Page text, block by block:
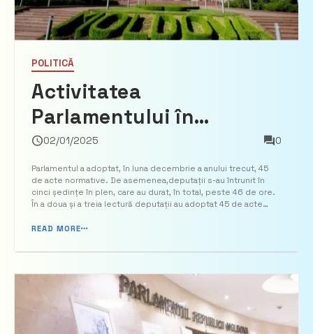
POLITICĂ
Activitatea
Parlamentului în
decembrie 2024 – Au
fost adoptate 45 de acte
normative
02/01/2025 0
Parlamentul a adoptat, în luna decembrie a anului trecut, 45
de acte normative. De asemenea,deputații s-au întrunit în
cinci ședințe în plen, care au durat, în total, peste 46 de ore.
În a doua și a treia lectură deputații au adoptat 45 de acte
READ MORE